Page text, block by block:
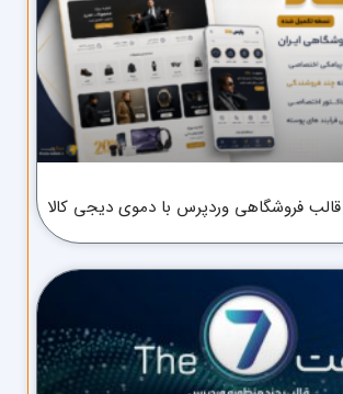
قالب فروشگاهی وردپرس با دموی دیجی کالا